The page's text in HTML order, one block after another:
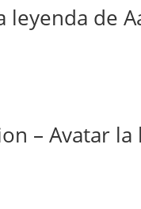
leyenda de
– Avatar